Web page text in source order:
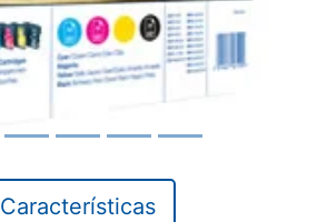
Características